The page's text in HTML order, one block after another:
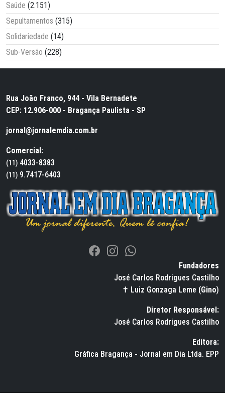
Saúde (2.151)
Sepultamentos (315)
Solidariedade (14)
Sub-Versão (228)
Rua João Franco, 944 - Vila Bernadete
CEP: 12.906-000 - Bragança Paulista - SP
jornal@jornalemdia.com.br
Comercial:
(11) 4033-8383
(11) 9.7417-6403
Fundadores
José Carlos Rodrigues Castilho
✝ Luiz Gonzaga Leme (Gino)
Diretor Responsável:
José Carlos Rodrigues Castilho
Editora:
Gráfica Bragança - Jornal em Dia Ltda. EPP